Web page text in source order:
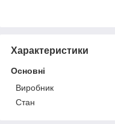
Характеристики
Основні
Виробник
Стан